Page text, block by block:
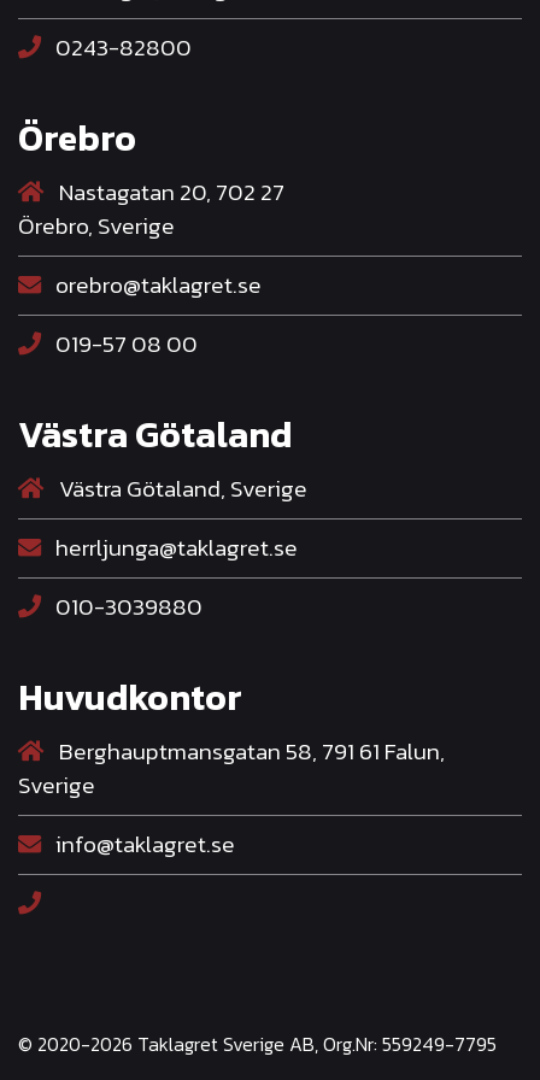
0243-82800
Örebro
Nastagatan 20, 702 27
Örebro, Sverige
orebro@taklagret.se
019-57 08 00
Västra Götaland
Västra Götaland, Sverige
herrljunga@taklagret.se
010-3039880
Huvudkontor
Berghauptmansgatan 58, 791 61 Falun,
Sverige
info@taklagret.se
© 2020-2026 Taklagret Sverige AB, Org.Nr: 559249-7795